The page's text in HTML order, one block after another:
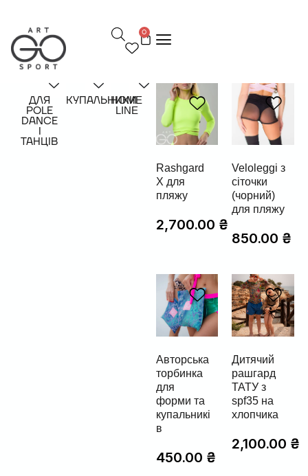
р
е
й
м
0
ДЛЯ
POLE
DANCE
І
ТАНЦІВ
КУПАЛЬНИКИ
HOME
LINE
Rashgard
X для
пляжу
2,700.00 ₴
Veloleggi з
сіточки
(чорний)
для пляжу
850.00 ₴
Авторська
торбинка
для
форми та
купальникі
в
450.00 ₴
Дитячий
рашгард
ТАТУ з
spf35 на
хлопчика
2,100.00 ₴